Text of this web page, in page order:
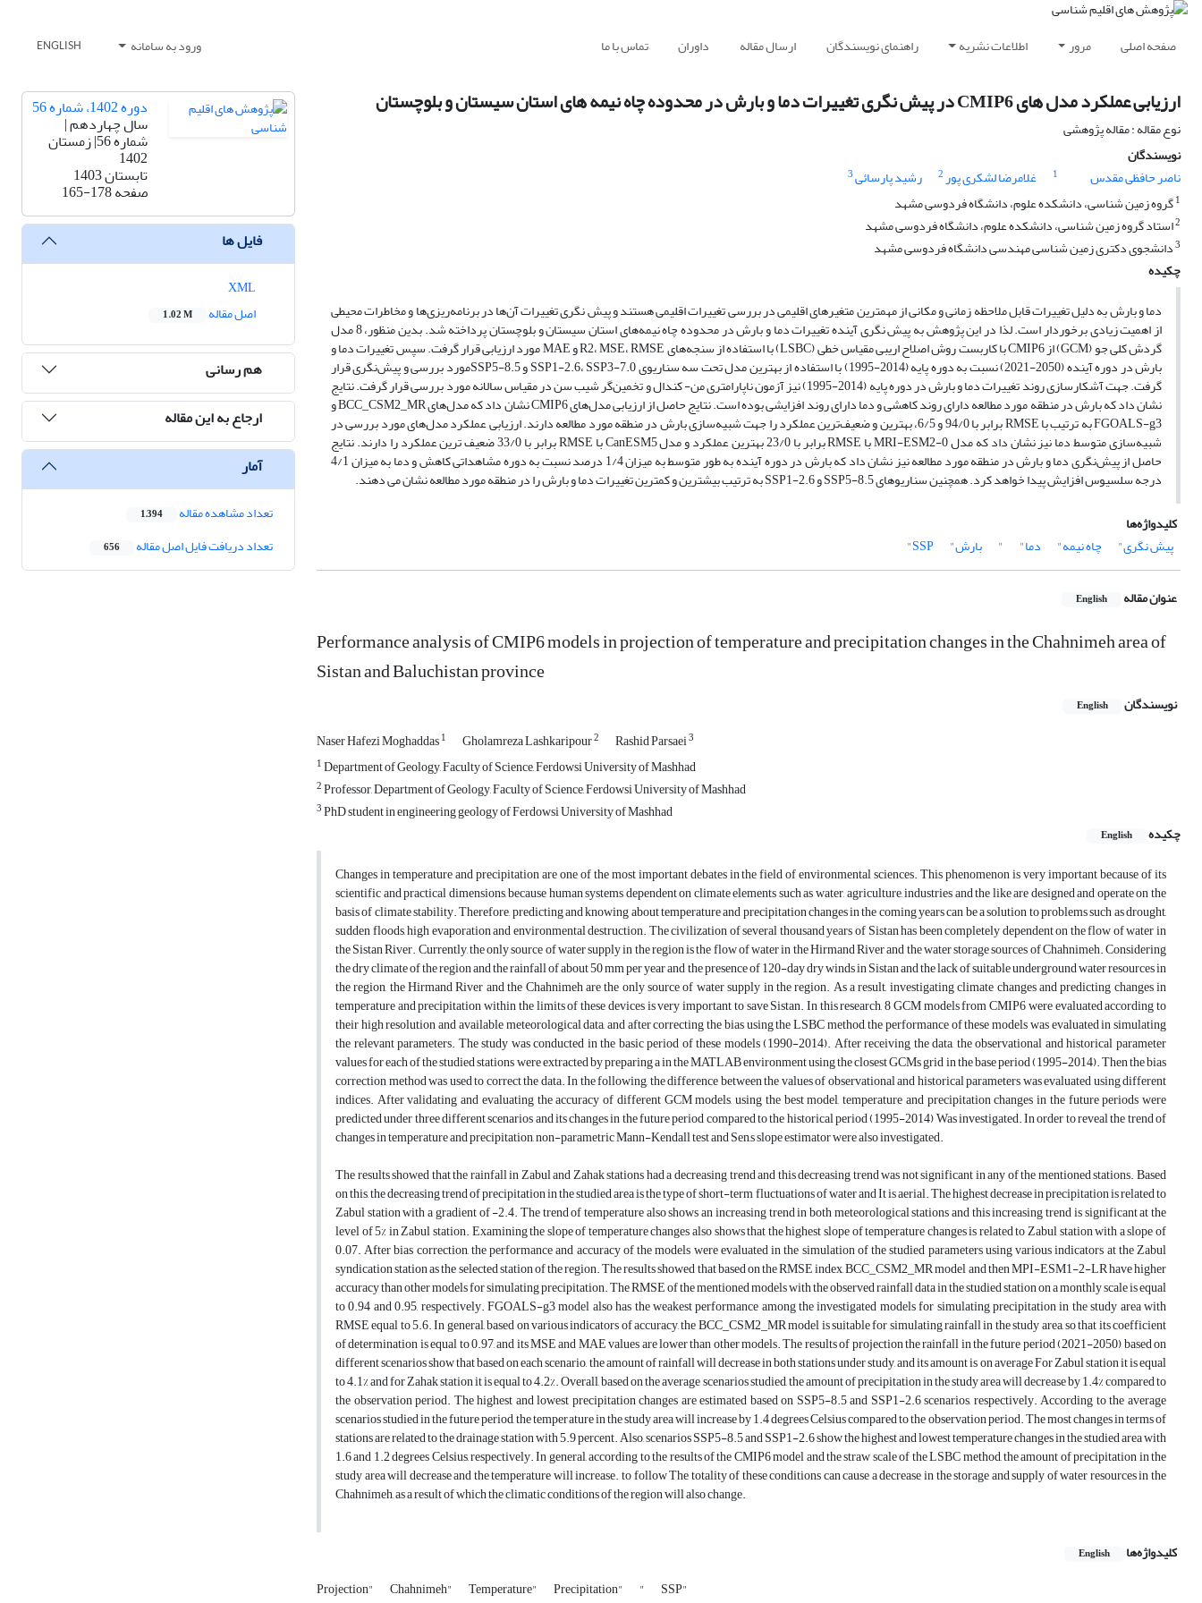
صفحه اصلی مرور اطلاعات نشریه راهنمای نویسندگان ارسال مقاله داوران تماس با ما ورود به سامانه ENGLISH
ارزیابی عملکرد مدل های CMIP6 در پیش نگری تغییرات دما و بارش در محدوده چاه نیمه های استان سیستان و بلوچستان
نوع مقاله : مقاله پژوهشی
نویسندگان
ناصر حافظی مقدس
1 غلامرضا لشکری پور2 رشید پارسائی3
1گروه زمین شناسی، دانشکده علوم، دانشگاه فردوسی مشهد
2استاد گروه زمین شناسی، دانشکده علوم، دانشگاه فردوسی مشهد
3دانشجوی دکتری زمین شناسی مهندسی دانشگاه فردوسی مشهد
چکیده
دما و بارش به دلیل تغییرات قابل ملاحظه زمانی و مکانی از مهمترین متغیرهای اقلیمی در بررسی تغییرات اقلیمی هستند و پیش نگری تغییرات آن‌ها در برنامه‌ریزی‌ها و مخاطرات محیطی
از اهمیت زیادی برخوردار است. لذا در این پژوهش به پیش نگری آینده تغییرات دما و بارش در محدوده چاه نیمه‌های استان سیستان و بلوچستان پرداخته شد. بدین منظور، 8 مدل
گردش کلی جو (GCM) از CMIP6 با کاربست روش اصلاح اریبی مقیاس خطی (LSBC) با استفاده از سنجه‌های R2، MSE، RMSE و MAE مورد ارزیابی قرار گرفت. سپس تغییرات دما و
بارش در دوره آینده (2050-2021) نسبت به دوره پایه (2014-1995) با استفاده از بهترین مدل تحت سه سناریوی SSP1-2.6، SSP3-7.0 و SSP5-8.5مورد بررسی و پیش‌نگری قرار
گرفت. جهت آشکارسازی روند تغییرات دما و بارش در دوره پایه (2014-1995) نیز آزمون ناپارامتری من- کندال و تخمین‌گر شیب سن در مقیاس سالانه مورد بررسی قرار گرفت. نتایج
نشان داد که بارش در منطقه مورد مطالعه دارای روند کاهشی و دما دارای روند افزایشی بوده است. نتایج حاصل از ارزیابی مدل‌های CMIP6 نشان داد که مدل‌های BCC_CSM2_MR و
FGOALS-g3 به ترتیب با RMSE برابر با 94/0 و 6/5، بهترین و ضعیف‌ترین عملکرد را جهت شبیه‌سازی بارش در منطقه مورد مطالعه دارند. ارزیابی عملکرد مدل‌های مورد بررسی در
شبیه‌سازی متوسط دما نیز نشان داد که مدل‌ MRI-ESM2-0 با RMSE برابر با 23/0 بهترین عملکرد و مدل CanESM5 با RMSE برابر با 33/0 ضعیف ترین عملکرد را دارند. نتایج
حاصل از پیش‌نگری دما و بارش در منطقه مورد مطالعه نیز نشان داد که بارش در دوره آینده به طور متوسط به میزان 1/4 درصد نسبت به دوره مشاهداتی کاهش و دما به میزان 4/1
درجه سلسیوس افزایش پیدا خواهد کرد. همچنین سناریوهای SSP5-8.5 و SSP1-2.6 به ترتیب بیشترین و کمترین تغییرات دما و بارش را در منطقه مورد مطالعه نشان می دهند.
کلیدواژه‌ها
پیش نگری"
چاه نیمه" دما" " بارش" SSP"
عنوان مقاله English
Performance analysis of CMIP6 models in projection of temperature and precipitation changes in the Chahnimeh area of
Sistan and Baluchistan province
نویسندگان English
Naser Hafezi Moghaddas1 Gholamreza Lashkaripour2 Rashid Parsaei3
1Department of Geology, Faculty of Science, Ferdowsi University of Mashhad
2Professor, Department of Geology, Faculty of Science, Ferdowsi University of Mashhad
3PhD student in engineering geology of Ferdowsi University of Mashhad
چکیده
English
Changes in temperature and precipitation are one of the most important debates in the field of environmental sciences. This phenomenon is very important because of its
scientific and practical dimensions, because human systems dependent on climate elements such as water, agriculture, industries and the like are designed and operate on the
basis of climate stability. Therefore, predicting and knowing about temperature and precipitation changes in the coming years can be a solution to problems such as drought,
sudden floods, high evaporation and environmental destruction. The civilization of several thousand years of Sistan has been completely dependent on the flow of water in
the Sistan River. Currently, the only source of water supply in the region is the flow of water in the Hirmand River and the water storage sources of Chahnimeh. Considering
the dry climate of the region and the rainfall of about 50 mm per year and the presence of 120-day dry winds in Sistan and the lack of suitable underground water resources in
the region, the Hirmand River and the Chahnimeh are the only source of water supply in the region. As a result, investigating climate changes and predicting changes in
temperature and precipitation within the limits of these devices is very important to save Sistan. In this research, 8 GCM models from CMIP6 were evaluated according to
their high resolution and available meteorological data, and after correcting the bias using the LSBC method, the performance of these models was evaluated in simulating
the relevant parameters. The study was conducted in the basic period of these models (1990-2014). After receiving the data, the observational and historical parameter
values for each of the studied stations were extracted by preparing a in the MATLAB environment using the closest GCMs grid in the base period (1995-2014). Then the bias
correction method was used to correct the data. In the following, the difference between the values of observational and historical parameters was evaluated using different
indices. After validating and evaluating the accuracy of different GCM models, using the best model, temperature and precipitation changes in the future periods were
predicted under three different scenarios and its changes in the future period compared to the historical period (1995-2014) Was investigated. In order to reveal the trend of
changes in temperature and precipitation, non-parametric Mann-Kendall test and Sen,s slope estimator were also investigated.
The results showed that the rainfall in Zabul and Zahak stations had a decreasing trend and this decreasing trend was not significant in any of the mentioned stations. Based
on this, the decreasing trend of precipitation in the studied area is the type of short-term fluctuations of water and It is aerial. The highest decrease in precipitation is related to
Zabul station with a gradient of -2.4. The trend of temperature also shows an increasing trend in both meteorological stations and this increasing trend is significant at the
level of 5% in Zabul station. Examining the slope of temperature changes also shows that the highest slope of temperature changes is related to Zabul station with a slope of
0.07. After bias correction, the performance and accuracy of the models were evaluated in the simulation of the studied parameters using various indicators at the Zabul
syndication station as the selected station of the region. The results showed that based on the RMSE index, BCC_CSM2_MR model and then MPI-ESM1-2-LR have higher
accuracy than other models for simulating precipitation. The RMSE of the mentioned models with the observed rainfall data in the studied station on a monthly scale is equal
to 0.94 and 0.95, respectively. FGOALS-g3 model also has the weakest performance among the investigated models for simulating precipitation in the study area with
RMSE equal to 5.6. In general, based on various indicators of accuracy, the BCC_CSM2_MR model is suitable for simulating rainfall in the study area, so that its coefficient
of determination is equal to 0.97, and its MSE and MAE values are lower than other models. The results of projection the rainfall in the future period (2021-2050) based on
different scenarios show that based on each scenario, the amount of rainfall will decrease in both stations under study, and its amount is on average For Zabul station it is equal
to 4.1% and for Zahak station it is equal to 4.2%. Overall, based on the average scenarios studied, the amount of precipitation in the study area will decrease by 1.4% compared to
the observation period. The highest and lowest precipitation changes are estimated based on SSP5-8.5 and SSP1-2.6 scenarios, respectively. According to the average
scenarios studied in the future period, the temperature in the study area will increase by 1.4 degrees Celsius compared to the observation period. The most changes in terms of
stations are related to the drainage station with 5.9 percent. Also, scenarios SSP5-8.5 and SSP1-2.6 show the highest and lowest temperature changes in the studied area with
1.6 and 1.2 degrees Celsius, respectively. In general, according to the results of the CMIP6 model and the straw scale of the LSBC method, the amount of precipitation in the
study area will decrease and the temperature will increase. to follow The totality of these conditions can cause a decrease in the storage and supply of water resources in the
Chahnimeh, as a result of which the climatic conditions of the region will also change.
کلیدواژه‌ها English
Projection" Chahnimeh" Temperature" Precipitation" " SSP"
دوره 1402، شماره 56
سال چهاردهم |
شماره 56| زمستان
1402
تابستان 1403
صفحه165-178
فایل ها
اصل مقاله
1.02 M
هم رسانی
ارجاع به این مقاله
آمار
تعداد مشاهده مقاله 1,394
تعداد دریافت فایل اصل مقاله 656